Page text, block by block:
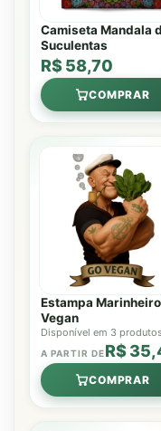
Camiseta Mandala
Suculentas
R$ 58,70
COMPRAR
Estampa
Vegan
Disponível em 3 produtos
A PARTIR DER$
COMPRAR